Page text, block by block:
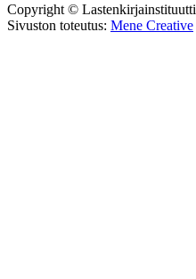
Copyright © Lastenkirjainstituutti
Sivuston toteutus: Mene Creative